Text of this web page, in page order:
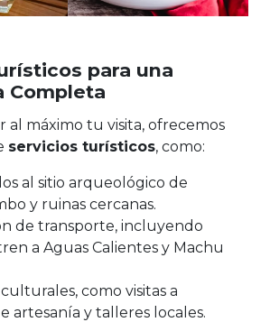
para una
Completa
al máximo tu visita, ofrecemos
servicios turísticos, como:
al sitio arqueológico de
y ruinas cercanas.
de transporte, incluyendo
a Aguas Calientes y Machu
como visitas a
artesanía y talleres locales.